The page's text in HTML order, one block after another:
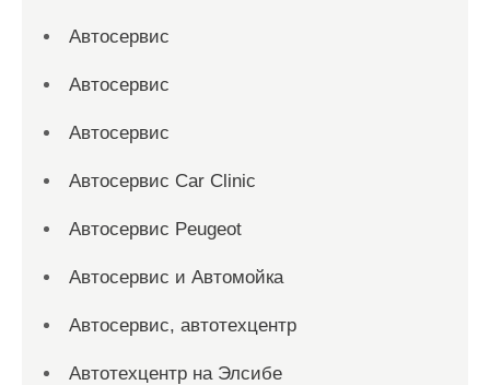
Автосервис
Автосервис
Автосервис
Автосервис Car Clinic
Автосервис Peugeot
Автосервис и Автомойка
Автосервис, автотехцентр
Автотехцентр на Элсибе